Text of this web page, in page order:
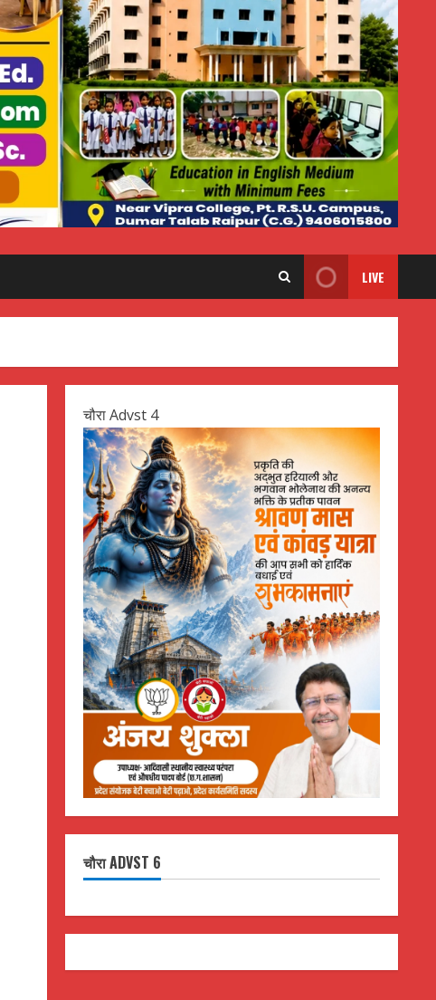
LIVE
चौरा Advst 4
चौरा ADVST 6